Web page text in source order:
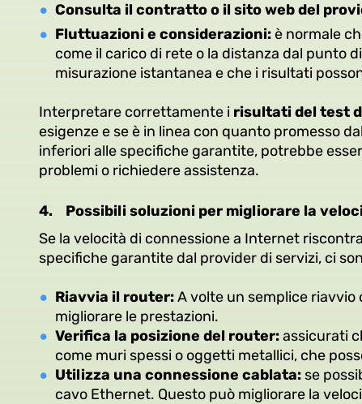
Consulta il contratto o il sito web del
Fluttuazioni e considerazioni:è normale
come il carico di rete o la distanza dal punto
misurazione istantanea e che i risultati
Interpretare correttamente i risultati del test
esigenze e se è in linea con quanto promesso
inferiori alle specifiche garantite, potrebbe
problemi o richiedere assistenza.
4.
Possibili soluzioni per migliorare la
Se la velocità di connessione a Internet
specifiche garantite dal provider di servizi, ci
Riavvia il router:A volte un semplice riavvio
migliorare le prestazioni.
Verifica la posizione del router:assicurati
come muri spessi o oggetti metallici, che
Utilizza una connessione cablata: se
cavo Ethernet. Questo può migliorare la